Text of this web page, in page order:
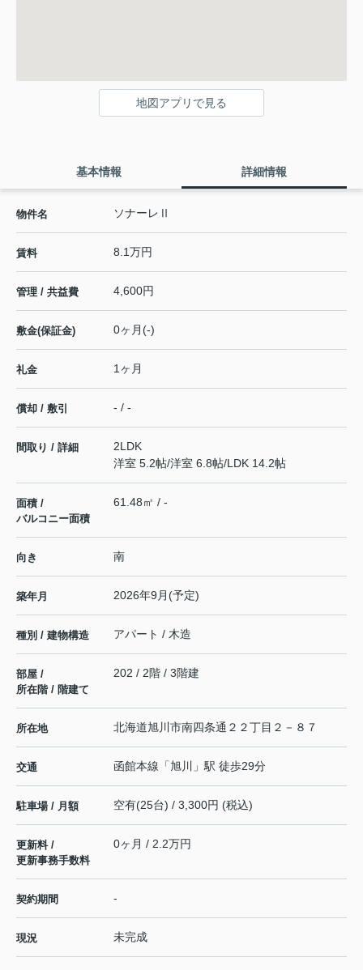
地図アプリで見る
基本情報 詳細情報
物件名 ソナーレⅡ
賃料 8.1万円
管理 / 共益費 4,600円
敷金(保証金) 0ヶ月(-)
礼金 1ヶ月
償却 / 敷引 - / -
間取り / 詳細
2LDK
洋室 5.2帖/洋室 6.8帖/LDK 14.2帖
面積 /
バルコニー面積
61.48㎡ / -
向き 南
築年月 2026年9月(予定)
種別 / 建物構造 アパート / 木造
部屋 /
所在階 / 階建て
202 / 2階 / 3階建
所在地 北海道旭川市南四条通 ２２丁目２－８７
交通 函館本線 「旭川 」駅 徒歩29分
駐車場 / 月額 空有(25台) / 3,300円 (税込)
更新料 /
更新事務手数料
0ヶ月 / 2.2万円
契約期間 -
現況 未完成